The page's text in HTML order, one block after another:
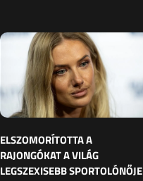
ELSZOMORÍTOTTA A
RAJONGÓKAT A VILÁG
LEGSZEXISEBB SPORTOLÓNŐJE